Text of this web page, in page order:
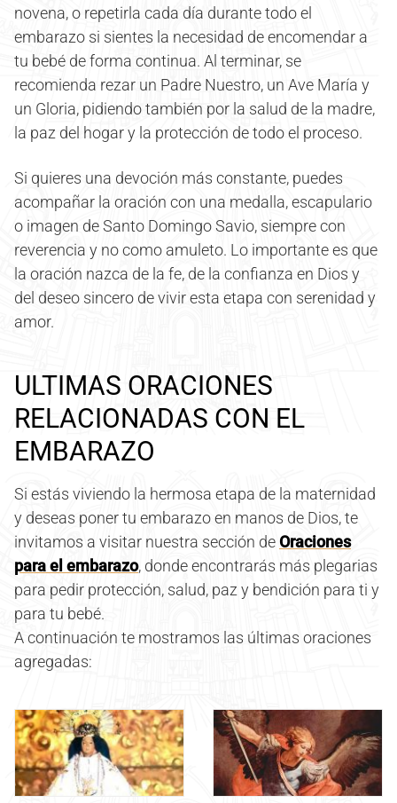
novena, o repetirla cada día durante todo el
embarazo si sientes la necesidad de encomendar a
tu bebé de forma continua. Al terminar, se
recomienda rezar un Padre Nuestro, un Ave María y
un Gloria, pidiendo también por la salud de la madre,
la paz del hogar y la protección de todo el proceso.
Si quieres una devoción más constante, puedes
acompañar la oración con una medalla, escapulario
o imagen de Santo Domingo Savio, siempre con
reverencia y no como amuleto. Lo importante es que
la oración nazca de la fe, de la confianza en Dios y
del deseo sincero de vivir esta etapa con serenidad y
amor.
ULTIMAS ORACIONES
RELACIONADAS CON EL
EMBARAZO
Si estás viviendo la hermosa etapa de la maternidad
y deseas poner tu embarazo en manos de Dios, te
invitamos a visitar nuestra sección deOraciones
para el embarazo, donde encontrarás más plegarias
para pedir protección, salud, paz y bendición para ti y
para tu bebé.
A continuación te mostramos las últimas oraciones
agregadas: